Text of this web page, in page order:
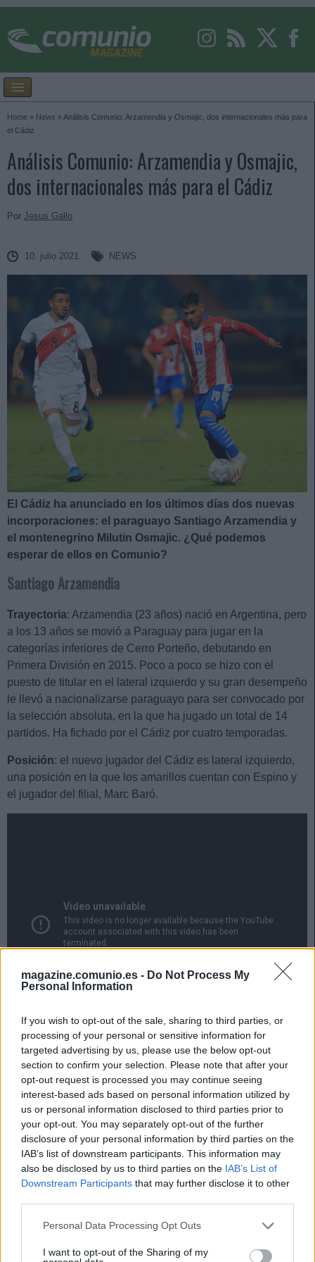
magazine.comunio.es - Do Not Process My
Personal Information
If you wish to opt-out of the sale, sharing to third parties, or
processing of your personal or sensitive information for
targeted advertising by us, please use the below opt-out
section to confirm your selection. Please note that after your
opt-out request is processed you may continue seeing
interest-based ads based on personal information utilized by
us or personal information disclosed to third parties prior to
your opt-out. You may separately opt-out of the further
disclosure of your personal information by third parties on the
IAB’s list of downstream participants. This information may
also be disclosed by us to third parties on the IAB’s List of
Downstream Participants that may further disclose it to other
Please note that this website/app uses one or more Google
not limited to your visit or usage behaviour. You may click to
Personal Data Processing Opt Outs
I want to opt-out of the Sharing of my
Home » News » Análisis Comunio: Arzamendia y Osmajic, dos internacionales más para
el Cádiz
Análisis Comunio: Arzamendia y Osmajic,
dos internacionales más para el Cádiz
Por Jesus Gallo
10. julio 2021 NEWS
El Cádiz ha anunciado en los últimos días dos nuevas
incorporaciones: el paraguayo Santiago Arzamendia y
el montenegrino Milutin Osmajic. ¿Qué podemos
esperar de ellos en Comunio?
Santiago Arzamendia
Trayectoria: Arzamendia (23 años) nació en Argentina, pero
a los 13 años se movió a Paraguay para jugar en la
categorías inferiores de Cerro Porteño, debutando en
Primera División en 2015. Poco a poco se hizo con el
puesto de titular en el lateral izquierdo y su gran desempeño
le llevó a nacionalizarse paraguayo para ser convocado por
la selección absoluta, en la que ha jugado un total de 14
partidos. Ha fichado por el Cádiz por cuatro temporadas.
Posición: el nuevo jugador del Cádiz es lateral izquierdo,
una posición en la que los amarillos cuentan con Espino y
el jugador del filial, Marc Baró.
Valor de mercado : el valor actual de Arzamendia es de
530.000 €, cuarto defensa cadista más caro tras Fali, Iza
Carcelén y su máxima competencia en el puesto, Pacha
Espino.
Estadísticas 20/21: Arzamendia disputó 10 partidos del
torneo Apertura 2021 con Cerro Porteño, en los que anotó 2
goles. También participó en 6 encuentros de la Copa
Libertadores 2021, con una valoración media enSofaScore
de 6,88. Además, jugó 4 de la presente Copa América con